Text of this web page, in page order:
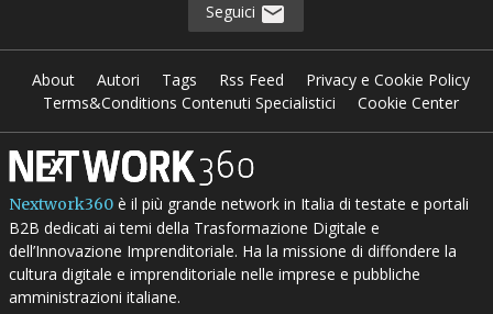
Seguici
About Autori Tags Rss Feed
Privacy e Cookie Policy
Terms&Conditions Contenuti Specialistici
Cookie Center
Nextwork360è il più grande network in Italia di testate e portali
B2B dedicati ai temi della Trasformazione Digitale e
dell’Innovazione Imprenditoriale. Ha la missione di diffondere la
cultura digitale e imprenditoriale nelle imprese e pubbliche
amministrazioni italiane.